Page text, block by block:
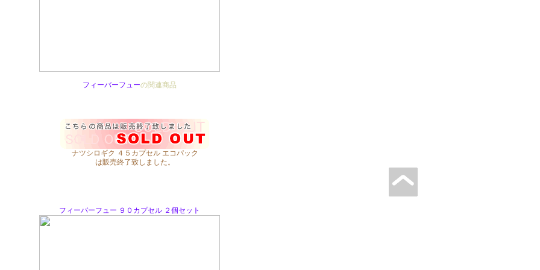
フィーバーフューの関連商品
ナツシロギク ４５カプセル エコパック
は販売終了致しました。
フィーバーフュー ９０カプセル ２個セット